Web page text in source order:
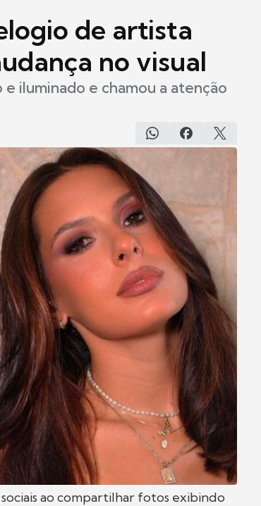
de artista
no visual
iluminado e chamou a atenção
ao compartilhar fotos exibindo